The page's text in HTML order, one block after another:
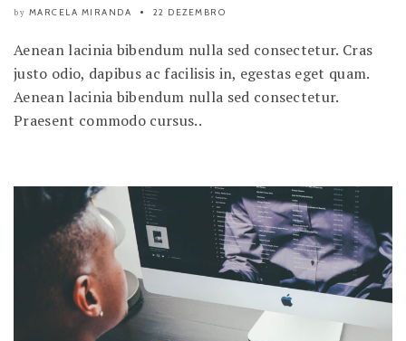
by MARCELA MIRANDA 22 DEZEMBRO
Aenean lacinia bibendum nulla sed consectetur. Cras
justo odio, dapibus ac facilisis in, egestas eget quam.
Aenean lacinia bibendum nulla sed consectetur.
Praesent commodo cursus..